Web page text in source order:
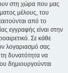
στη χώρα που μας
μέλους, του
από το
εγγραφής είναι στην
Σε κάθε
λογαριασμό σας
δυνατότητα να
δημιουργούνται